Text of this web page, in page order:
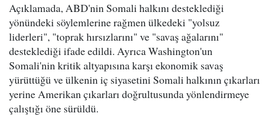
Açıklamada, ABD'nin Somali halkını desteklediği
yönündeki söylemlerine rağmen ülkedeki "yolsuz
liderleri", "toprak hırsızlarını" ve "savaş ağalarını"
desteklediği ifade edildi. Ayrıca Washington'un
Somali'nin kritik altyapısına karşı ekonomik savaş
yürüttüğü ve ülkenin iç siyasetini Somali halkının çıkarları
yerine Amerikan çıkarları doğrultusunda yönlendirmeye
çalıştığı öne sürüldü.